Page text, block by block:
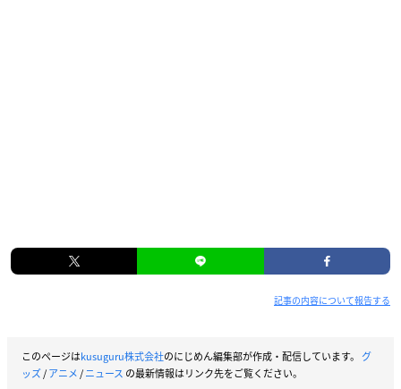
記事の内容について報告する
このページはkusuguru株式会社のにじめん編集部が作成・配信しています。 グ
ッズ/アニメ/ニュース の最新情報はリンク先をご覧ください。